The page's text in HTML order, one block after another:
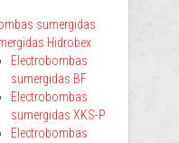
sumergidas
Hidrobex
Electrobombas
sumergidas BF
Electrobombas
sumergidas XKS-P
Electrobombas